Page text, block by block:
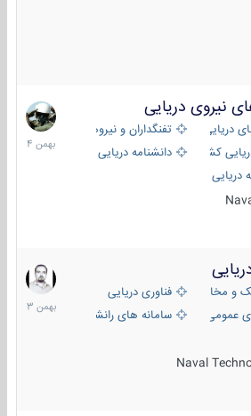
دریایی
دریایی
تفنگداران و نیروهای ویژه‌ی دریایی
کشورهای مختلفدانشنامه دریایی
کپی
22
بهمن
1404
و مخابرات دریاییفناوری دریایی
عمومی
سامانه های رانشی دریایی
Naval
6
بهمن
1403